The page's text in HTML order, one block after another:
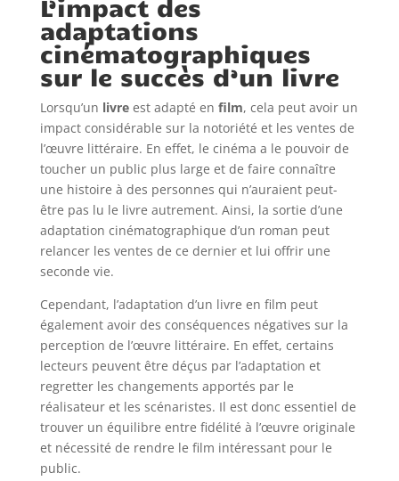
L’impact des
adaptations
cinématographiques
sur le succès d’un livre
Lorsqu’un livreest adapté en film, cela peut avoir un
impact considérable sur la notoriété et les ventes de
l’œuvre littéraire. En effet, le cinéma a le pouvoir de
toucher un public plus large et de faire connaître
une histoire à des personnes qui n’auraient peut-
être pas lu le livre autrement. Ainsi, la sortie d’une
adaptation cinématographique d’un roman peut
relancer les ventes de ce dernier et lui offrir une
seconde vie.
Cependant, l’adaptation d’un livre en film peut
également avoir des conséquences négatives sur la
perception de l’œuvre littéraire. En effet, certains
lecteurs peuvent être déçus par l’adaptation et
regretter les changements apportés par le
réalisateur et les scénaristes. Il est donc essentiel de
trouver un équilibre entre fidélité à l’œuvre originale
et nécessité de rendre le film intéressant pour le
public.